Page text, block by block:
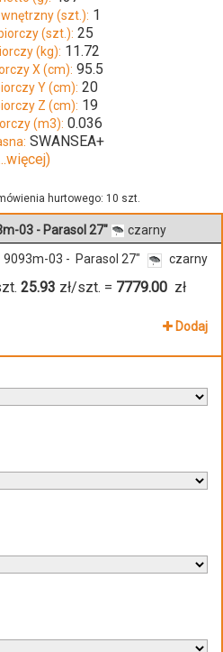
(szt.): 1
(szt.): 25
(kg): 11.72
X (cm): 95.5
Y (cm): 20
Z (cm): 19
(m3): 0.036
SWANSEA+
hurtowego: 10 szt.
03 - Parasol 27" czarny
9093m-03 - Parasol 27" czarny
25.93 zł/szt. = 7779.00 zł
Dodaj